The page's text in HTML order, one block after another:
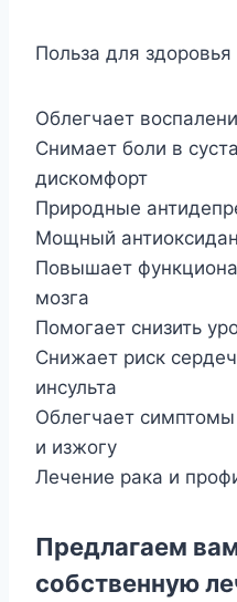
Польза для
Облегчает
Снимает боли в
дискомфорт
Природные
Мощный
Повышает
мозга
Помогает снизить
Снижает риск
инсульта
Облегчает
и изжогу
Лечение рака и
Предлагаем
собственную